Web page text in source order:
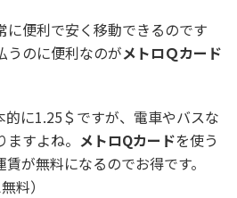
に便利で安く移動できるのです
うのに便利なのがメトロＱカード
に1.25＄ですが、電車やバスな
すよね。 メトロQカードを使う
が無料になるのでお得です。
料）